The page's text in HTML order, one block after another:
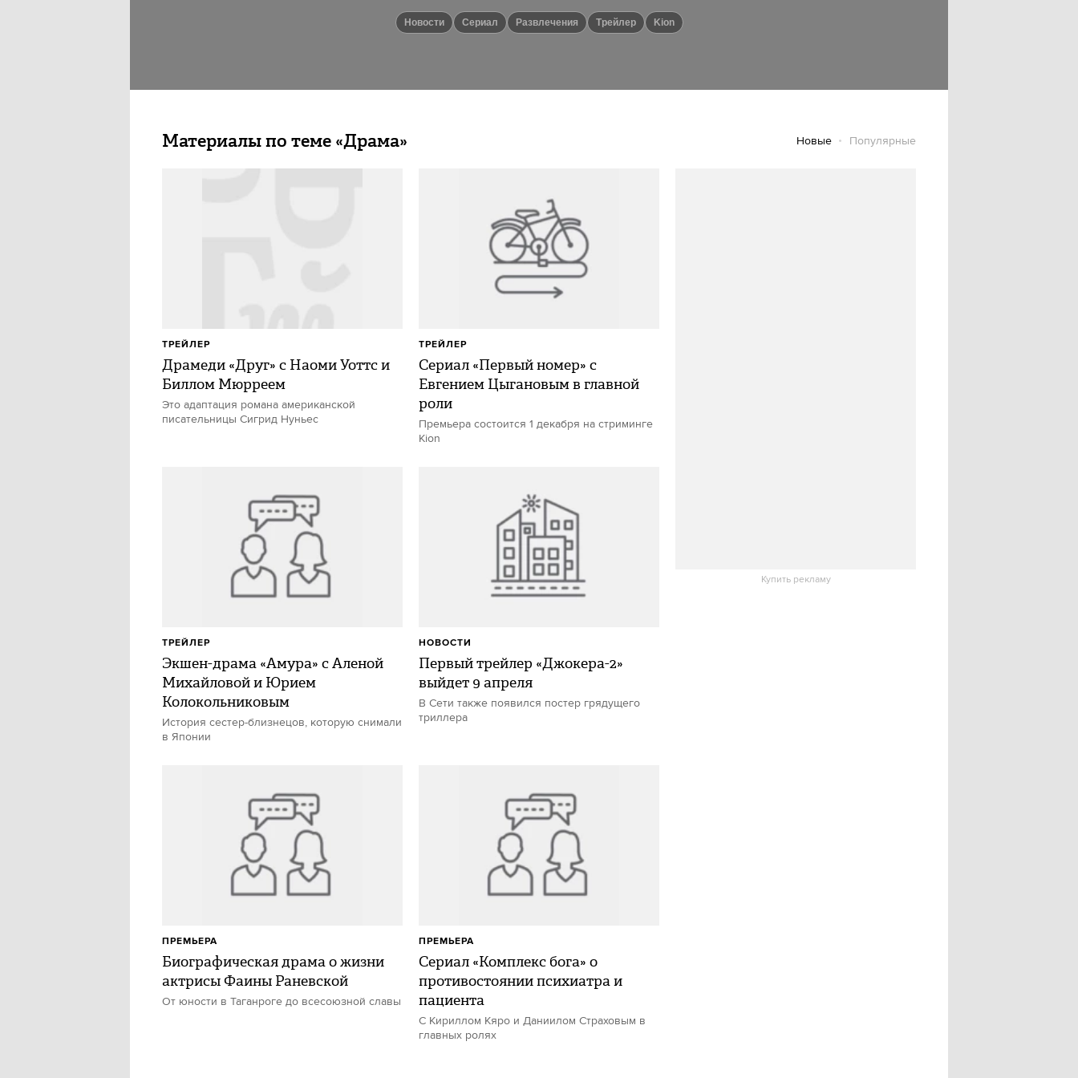
новости Сериал Развлечения Трейлер Kion
Материалы по теме «Драма» Новые Популярные
Купить рекламу
Драмеди «Друг» с Наоми Уоттс и
Биллом Мюрреем
Это адаптация романа американской
писательницы Сигрид Нуньес
ТРЕЙЛЕР
Сериал «Первый номер» с
Евгением Цыгановым в главной
роли
Премьера состоится 1 декабря на стриминге
Kion
ТРЕЙЛЕР
Экшен-драма «Амура» с Аленой
Михайловой и Юрием
Колокольниковым
История сестер-близнецов, которую снимали
в Японии
ТРЕЙЛЕР
Первый трейлер «Джокера-2»
выйдет 9 апреля
В Сети также появился постер грядущего
триллера
НОВОСТИ
Биографическая драма о жизни
актрисы Фаины Раневской
От юности в Таганроге до всесоюзной славы
ПРЕМЬЕРА
Сериал «Комплекс бога» о
противостоянии психиатра и
пациента
С Кириллом Кяро и Даниилом Страховым в
главных ролях
ПРЕМЬЕРА